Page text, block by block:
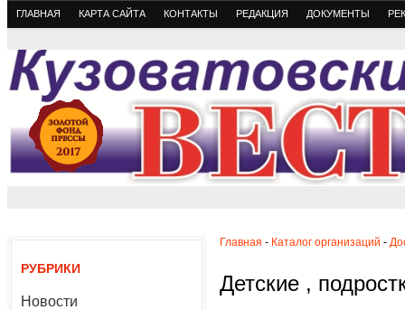
ГЛАВНАЯ КАРТА САЙТА КОНТАКТЫ РЕДАКЦИЯ ДОКУМЕНТЫ
РУБРИКИ
Новости
Главная - Каталог организаций -
Детские ,